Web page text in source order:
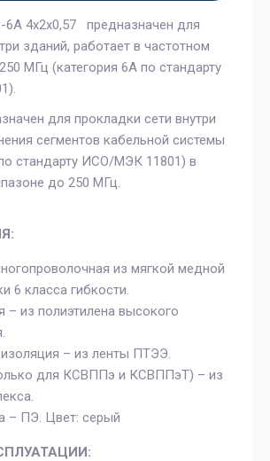
4x2x0,57 предназначен для
зданий, работает в частотном
МГц (категория 6A по стандарту
для прокладки сети внутри
сегментов кабельной системы
стандарту ИСО/МЭК 11801) в
до 250 МГц.
из мягкой медной
6 класса гибкости.
– из полиэтилена высокого
– из ленты ПТЭЭ.
для КСВППэ и КСВППэТ) – из
– ПЭ. Цвет: серый